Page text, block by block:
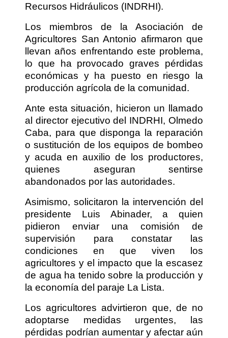
Recursos Hidráulicos (INDRHI).
Los miembros de la Asociación de
Agricultores San Antonio afirmaron que
llevan años enfrentando este problema,
lo que ha provocado graves pérdidas
económicas y ha puesto en riesgo la
producción agrícola de la comunidad.
Ante esta situación, hicieron un llamado
al director ejecutivo del INDRHI, Olmedo
Caba, para que disponga la reparación
o sustitución de los equipos de bombeo
y acuda en auxilio de los productores,
quienes aseguran sentirse
abandonados por las autoridades.
Asimismo, solicitaron la intervención del
presidente Luis Abinader, a quien
pidieron enviar una comisión de
supervisión para constatar las
condiciones en que viven los
agricultores y el impacto que la escasez
de agua ha tenido sobre la producción y
la economía del paraje La Lista.
Los agricultores advirtieron que, de no
adoptarse medidas urgentes, las
pérdidas podrían aumentar y afectar aún